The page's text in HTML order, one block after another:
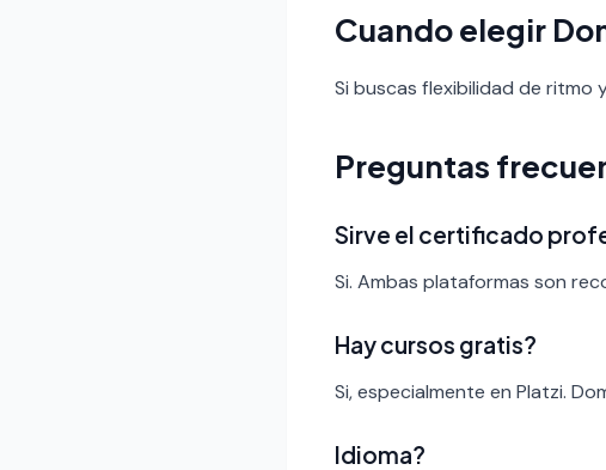
Cuando elegir
Si buscas flexibilidad de ritmo
Preguntas
Sirve el certificado
Si. Ambas plataformas son
Hay cursos gratis?
Si, especialmente en Platzi.
Idioma?